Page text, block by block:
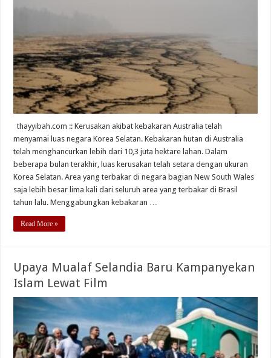
thayyibah.com :: Kerusakan akibat kebakaran Australia telah
menyamai luas negara Korea Selatan. Kebakaran hutan di Australia
telah menghancurkan lebih dari 10,3 juta hektare lahan. Dalam
beberapa bulan terakhir, luas kerusakan telah setara dengan ukuran
Korea Selatan. Area yang terbakar di negara bagian New South Wales
saja lebih besar lima kali dari seluruh area yang terbakar di Brasil
tahun lalu. Menggabungkan kebakaran …
Read More »
Upaya Mualaf Selandia Baru Kampanyekan
Islam Lewat Film